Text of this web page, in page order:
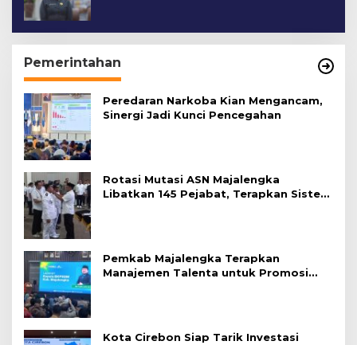
Pemerintahan
Peredaran Narkoba Kian Mengancam,
Sinergi Jadi Kunci Pencegahan
Rotasi Mutasi ASN Majalengka
Libatkan 145 Pejabat, Terapkan Sistem
Pemkab Majalengka Terapkan
Manajemen Talenta untuk Promosi
Kota Cirebon Siap Tarik Investasi